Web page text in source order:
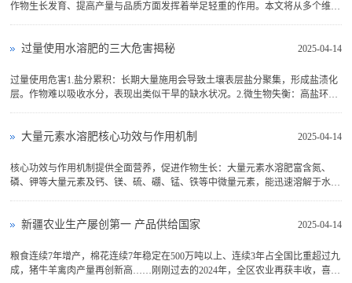
作物生长发育、提高产量与品质方面发挥着举足轻重的作用。本文将从多个维度
2025-04-14
过量使用水溶肥的三大危害揭秘
过量使用危害1.盐分累积：长期大量施用会导致土壤表层盐分聚集，形成盐渍化
层。作物难以吸收水分，表现出类似干旱的缺水状况。2.微生物失衡：高盐环境
2025-04-14
大量元素水溶肥核心功效与作用机制
核心功效与作用机制‌提供全面营养，促进作物生长‌：大量元素水溶肥富含氮、
磷、钾等大量元素及钙、镁、硫、硼、锰、铁等中微量元素，能迅速溶解于水，
2025-04-14
新疆农业生产屡创第一 产品供给国家
粮食连续7年增产，棉花连续7年稳定在500万吨以上、连续3年占全国比重超过九
成，猪牛羊禽肉产量再创新高……刚刚过去的2024年，全区农业再获丰收，喜讯